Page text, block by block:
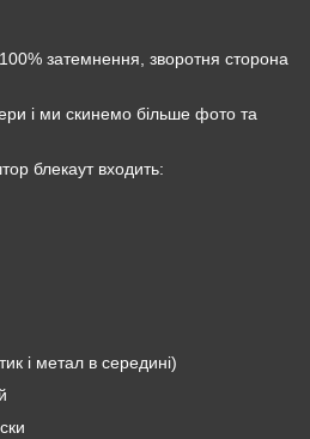
затемнення, зворотня сторона
і ми скинемо більше фото та
блекаут входить:
і метал в середині)